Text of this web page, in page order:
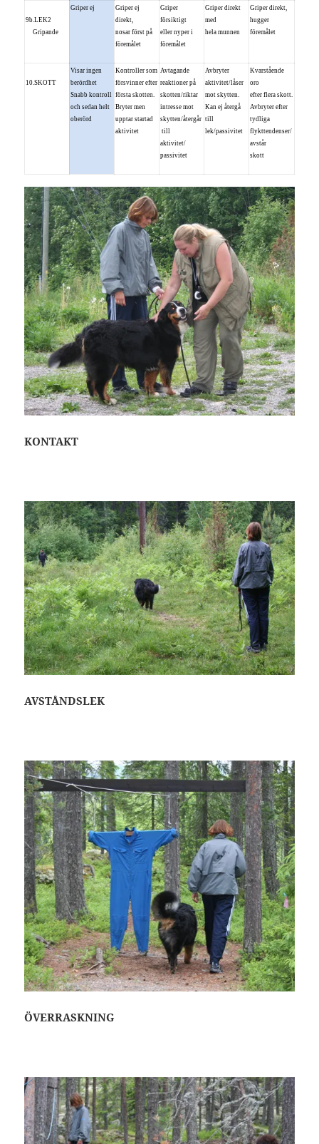
9b.LEK2
Gripande
Griper ej
Griper ej
direkt,
nosar först på
föremålet
Griper
försiktigt
eller nyper i
föremålet
Griper direkt
med
hela munnen
Griper direkt,
hugger
föremålet
10.SKOTT
Visar ingen
berördhet
Snabb kontroll
och sedan helt
oberörd
Kontroller som
försvinner efter
första skotten.
Bryter men
upptar startad
aktivitet
Avtagande
reaktioner på
skotten/riktar
intresse mot
skytten/återgår
till
aktivitet/
passivitet
Avbryter
aktivitet/låser
mot skytten.
Kan ej återgå
till
lek/passivitet
Kvarstående
oro
efter flera skott.
Avbryter efter
tydliga
flykttendenser/
avstår
skott
KONTAKT
AVSTÅNDSLEK
ÖVERRASKNING